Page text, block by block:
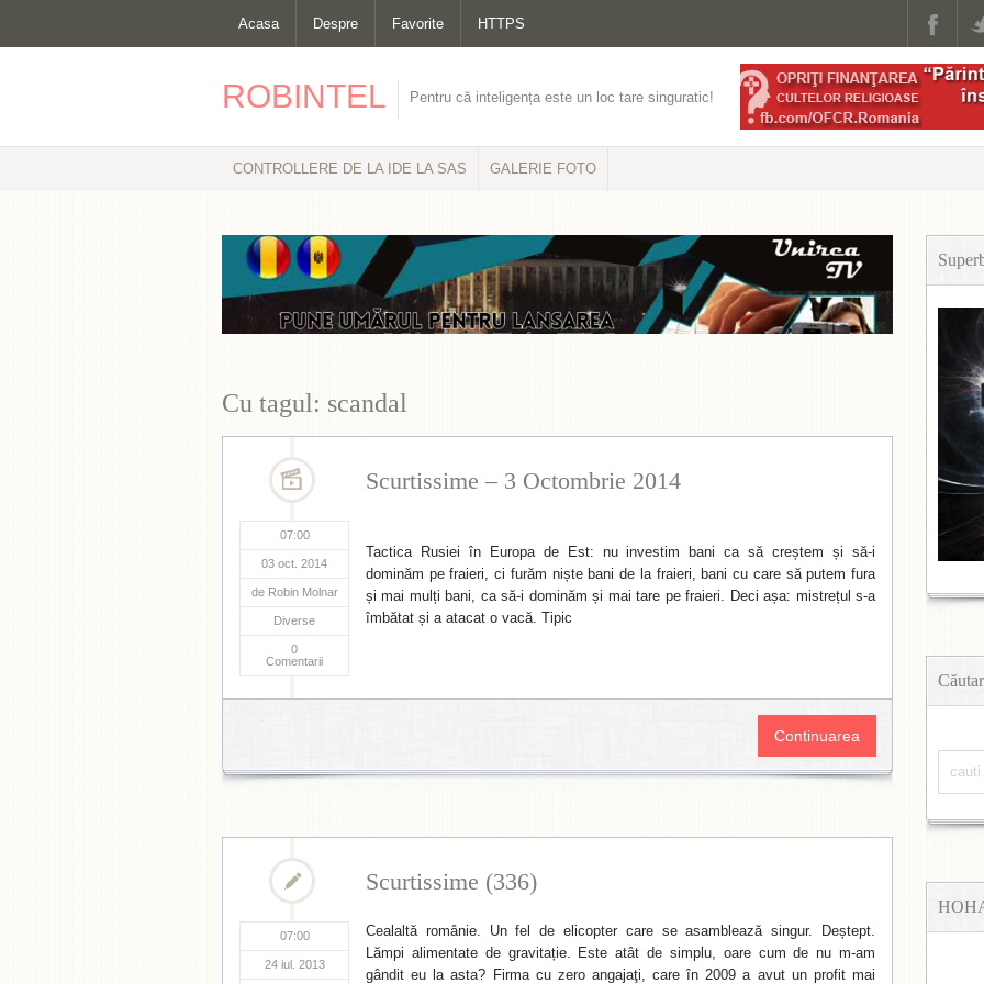
Acasa Despre Favorite HTTPS
ROBINTEL Pentru că inteligența este un loc tare singuratic!
CONTROLLERE DE LA IDE LA SAS GALERIE FOTO
Cu tagul: scandal
07:00
03 oct. 2014
de Robin Molnar
Diverse
0
Comentarii
Scurtissime – 3 Octombrie 2014
Tactica Rusiei în Europa de Est: nu investim bani ca să creștem și să-i
dominăm pe fraieri, ci furăm niște bani de la fraieri, bani cu care să putem fura
și mai mulți bani, ca să-i dominăm și mai tare pe fraieri. Deci așa: mistrețul s-a
îmbătat și a atacat o vacă. Tipic
Continuarea
07:00
24 iul. 2013
Scurtissime (336)
Cealaltă românie. Un fel de elicopter care se asamblează singur. Deștept.
Lămpi alimentate de gravitație. Este atât de simplu, oare cum de nu m-am
gândit eu la asta? Firma cu zero angajaţi, care în 2009 a avut un profit mai